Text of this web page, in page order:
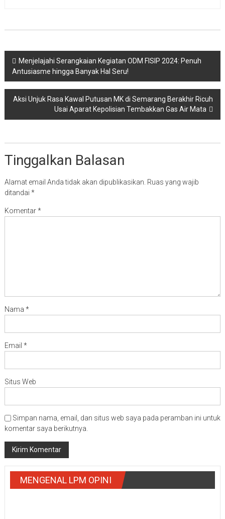
Navigasi
pos
Menjelajahi Serangkaian Kegiatan ODM FISIP 2024: Penuh
Antusiasme hingga Banyak Hal Seru!
Aksi Unjuk Rasa Kawal Putusan MK di Semarang Berakhir Ricuh
Usai Aparat Kepolisian Tembakkan Gas Air Mata
Tinggalkan Balasan
Alamat email Anda tidak akan dipublikasikan. Ruas yang wajib
ditandai *
Komentar*
Nama *
Email *
Situs Web
Simpan nama, email, dan situs web saya pada peramban ini untuk
komentar saya berikutnya.
MENGENAL LPM OPINI